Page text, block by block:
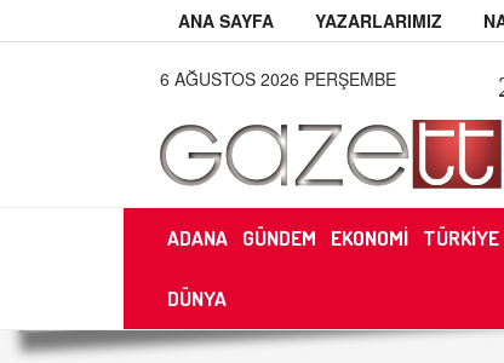
ANA SAYFA YAZARLARIMIZ
6 AĞUSTOS 2026 PERŞEMBE
ADANA GÜNDEM EKONOMİ TÜRKİYE
DÜNYA